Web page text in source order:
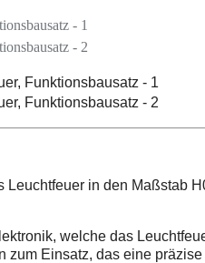
in den Maßstab
welche das
Einsatz, das eine